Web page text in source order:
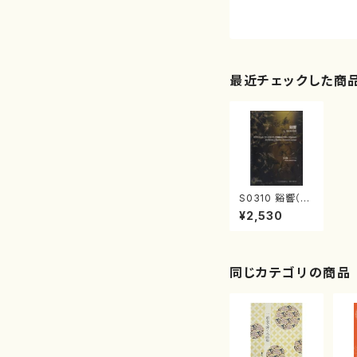
最近チェックした商
S0310 谿響（C
l，Cb，打楽器，テ
ープ/下山一二
¥2,530
同じカテゴリの商品